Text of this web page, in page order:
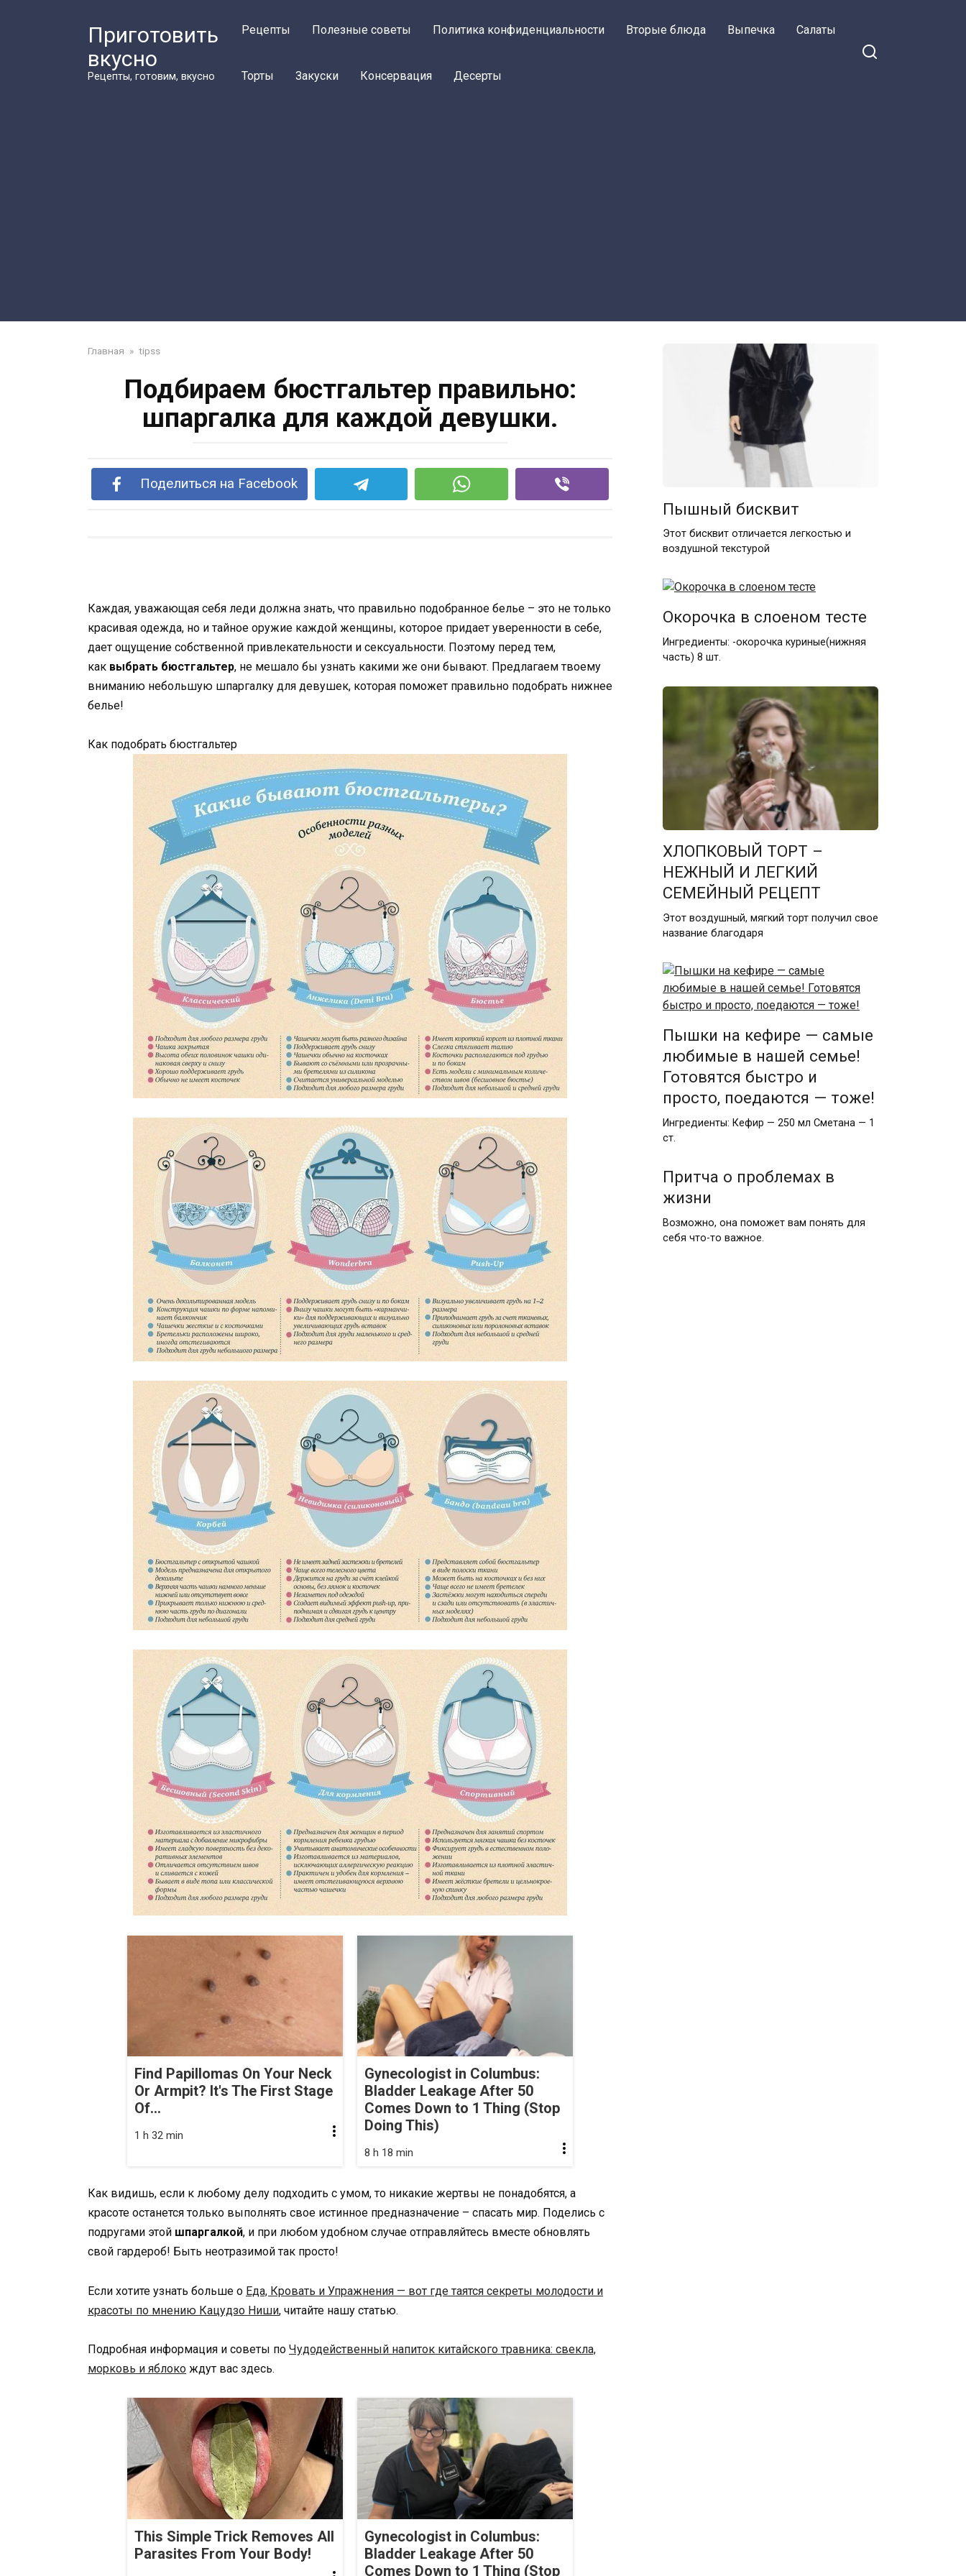
Приготовить
вкусно
Рецепты, готовим, вкусно
Рецепты Полезные советы Политика конфиденциальности Вторые блюда Выпечка Салаты
Торты Закуски Консервация Десерты
Главная » tipss
Подбираем бюстгальтер правильно:
шпаргалка для каждой девушки.
Поделиться на Facebook
Каждая, уважающая себя леди должна знать, что правильно подобранное белье – это не только
красивая одежда, но и тайное оружие каждой женщины, которое придает уверенности в себе,
дает ощущение собственной привлекательности и сексуальности. Поэтому перед тем,
как выбрать бюстгальтер, не мешало бы узнать какими же они бывают. Предлагаем твоему
вниманию небольшую шпаргалку для девушек, которая поможет правильно подобрать нижнее
белье!
Как подобрать бюстгальтер
Find Papillomas On Your Neck
Or Armpit? It's The First Stage
Of...
1 h 32 min
Gynecologist in Columbus:
Bladder Leakage After 50
Comes Down to 1 Thing (Stop
Doing This)
8 h 18 min
Как видишь, если к любому делу подходить с умом, то никакие жертвы не понадобятся, а
красоте останется только выполнять свое истинное предназначение – спасать мир. Поделись с
подругами этой шпаргалкой, и при любом удобном случае отправляйтесь вместе обновлять
свой гардероб! Быть неотразимой так просто!
Если хотите узнать больше о Еда, Кровать и Упражнения — вот где таятся секреты молодости и
красоты по мнению Кацудзо Ниши, читайте нашу статью.
Подробная информация и советы по Чудодейственный напиток китайского травника: свекла,
морковь и яблоко ждут вас здесь.
This Simple Trick Removes All
Parasites From Your Body!
Gynecologist in Columbus:
Bladder Leakage After 50
Comes Down to 1 Thing (Stop
Пышный бисквит
Этот бисквит отличается легкостью и
воздушной текстурой
Окорочка в слоеном тесте
Ингредиенты: -окорочка куриные(нижняя
часть) 8 шт.
ХЛОПКОВЫЙ ТОРТ –
НЕЖНЫЙ И ЛЕГКИЙ
СЕМЕЙНЫЙ РЕЦЕПТ
Этот воздушный, мягкий торт получил свое
название благодаря
Пышки на кефире — самые
любимые в нашей семье!
Готовятся быстро и
просто, поедаются — тоже!
Ингредиенты: Кефир — 250 мл Сметана — 1
ст.
Притча о проблемах в
жизни
Возможно, она поможет вам понять для
себя что-то важное.